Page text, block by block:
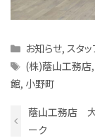
Categories
お知らせ,スタッ
Tags
(株)蔭山工務店,
館, 小野町
蔭山工務店
ーク